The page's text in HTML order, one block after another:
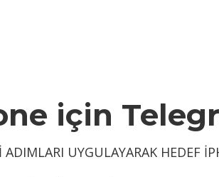
için
ADIMLARI UYGULAYARAK HEDEF